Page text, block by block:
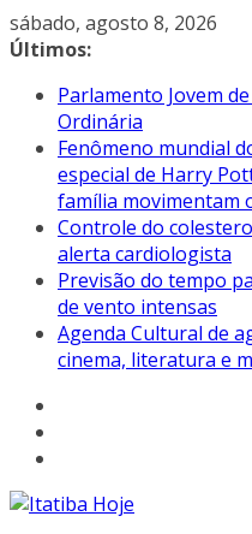
Pular
para
conteúdo
sábado, agosto 8, 2026
Últimos:
Parlamento Jovem
Ordinária
Fenômeno mundial
especial de Harry
família movimentam
Controle do
alerta cardiologista
Previsão do tempo
de vento intensas
Agenda Cultural de
cinema, literatura e